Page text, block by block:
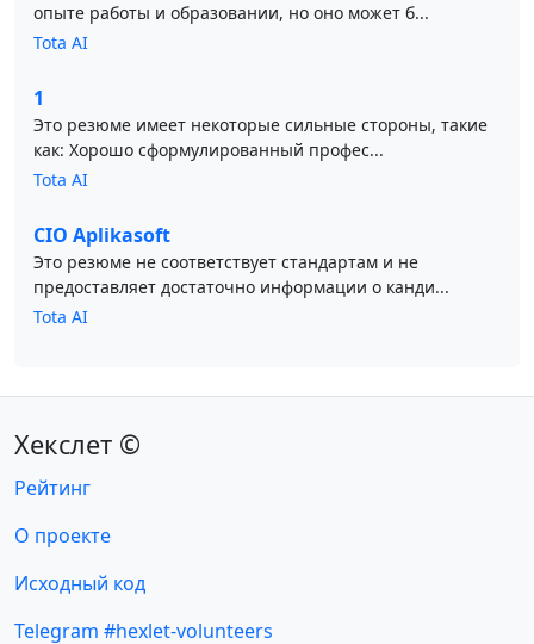
опыте работы и образовании, но оно может б...
Tota AI
1
Это резюме имеет некоторые сильные стороны, такие
как: Хорошо сформулированный профес...
Tota AI
CIO Aplikasoft
Это резюме не соответствует стандартам и не
предоставляет достаточно информации о канди...
Tota AI
Хекслет ©
Рейтинг
О проекте
Исходный код
Telegram #hexlet-volunteers